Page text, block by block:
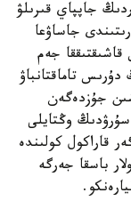
جاپپاي قىرىلۋ
جاساۋعا
جەم
تاماقتانباۋ
جۇزدەگەن
وڭتايلى
قاراكول كولىندە
باسقا جەرگە